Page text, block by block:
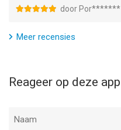
couldn’t put it away.door Por*******
Meer recensies
Reageer op deze app